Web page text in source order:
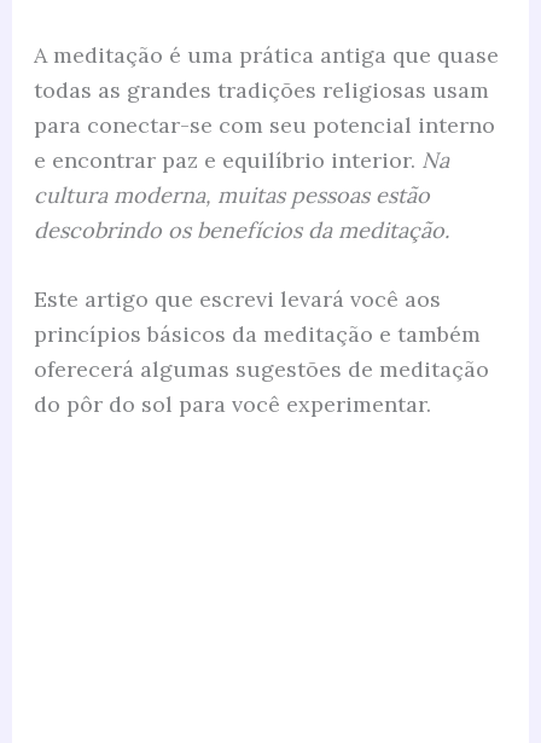
A meditação é uma prática antiga que quase
todas as grandes tradições religiosas usam
para conectar-se com seu potencial interno
e encontrar paz e equilíbrio interior. Na
cultura moderna, muitas pessoas estão
descobrindo os benefícios da meditação.
Este artigo que escrevi levará você aos
princípios básicos da meditação e também
oferecerá algumas sugestões de meditação
do pôr do sol para você experimentar.